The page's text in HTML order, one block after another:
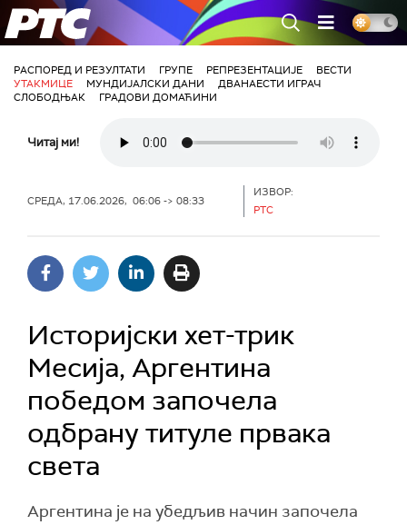
РТС
РАСПОРЕД И РЕЗУЛТАТИ ГРУПЕ РЕПРЕЗЕНТАЦИЈЕ
ВЕСТИ
УТАКМИЦЕ
МУНДИЈАЛСКИ ДАНИ
ДВАНАЕСТИ ИГРАЧ
СЛОБОДЊАК
ГРАДОВИ ДОМАЋИНИ
Читај ми!
СРЕДА, 17.06.2026, 06:06 -> 08:33
ИЗВОР:
РТС
Историјски хет-трик
Месија, Аргентина
победом започела
одбрану титуле првака
света
Аргентина је на убедљив начин започела